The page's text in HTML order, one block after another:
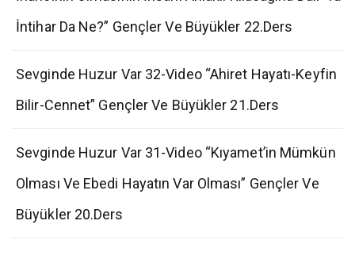
İntihar Da Ne?” Gençler Ve Büyükler 22.Ders
Sevginde Huzur Var 32-Video “Ahiret Hayatı-Keyfin
Bilir-Cennet” Gençler Ve Büyükler 21.Ders
Sevginde Huzur Var 31-Video “Kıyamet’in Mümkün
Olması Ve Ebedi Hayatın Var Olması” Gençler Ve
Büyükler 20.Ders